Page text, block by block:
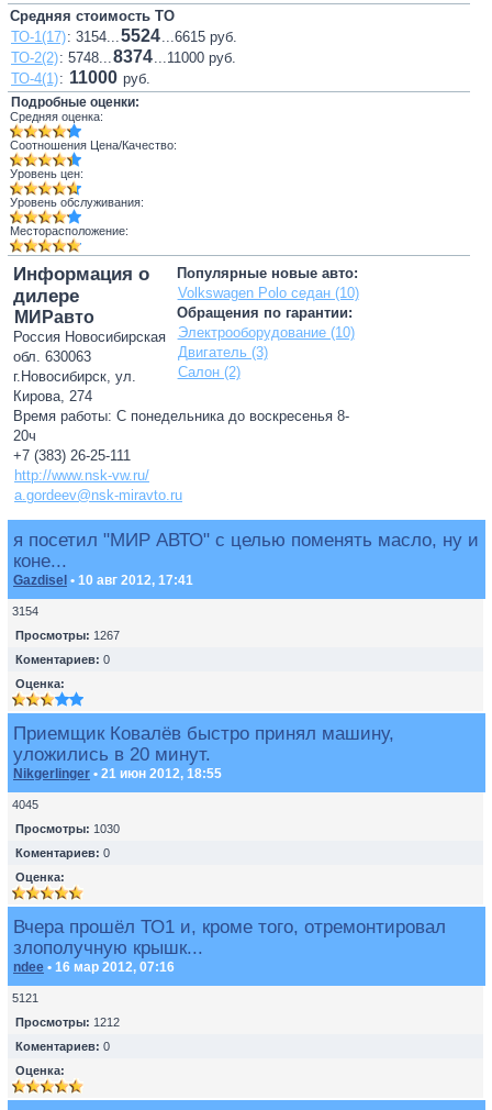
Средняя стоимость ТО
ТО-1(17): 3154...5524...6615 руб.
ТО-2(2): 5748...8374...11000 руб.
ТО-4(1): 11000 руб.
Подробные оценки:
Средняя оценка:
Соотношения Цена/Качество:
Уровень цен:
Уровень обслуживания:
Месторасположение:
Популярные новые авто:
Volkswagen Polo седан (10)
Обращения по гарантии:
Электрооборудование (10)
Двигатель (3)
Салон (2)
Информация о
дилере
МИРавто
Россия Новосибирская
обл. 630063
г.Новосибирск, ул.
Кирова, 274
Время работы: С понедельника до воскресенья 8-
20ч
+7 (383) 26-25-111
http://www.nsk-vw.ru/
a.gordeev@nsk-miravto.ru
я посетил "МИР АВТО" с целью поменять масло, ну и
коне...
Gazdisel • 10 авг 2012, 17:41
3154
Просмотры: 1267
Коментариев: 0
Оценка:
Приемщик Ковалёв быстро принял машину,
уложились в 20 минут.
Nikgerlinger • 21 июн 2012, 18:55
4045
Просмотры: 1030
Коментариев: 0
Оценка:
Вчера прошёл ТО1 и, кроме того, отремонтировал
злополучную крышк...
ndee • 16 мар 2012, 07:16
5121
Просмотры: 1212
Коментариев: 0
Оценка: